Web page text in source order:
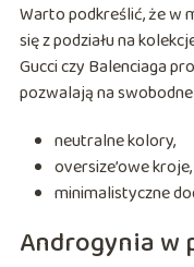
Warto podkreślić, że w
się z podziału na
Gucci czy Balenciaga
pozwalają na
neutralne kolory,
oversize’owe kroje,
minimalistyczne
Androgynia w